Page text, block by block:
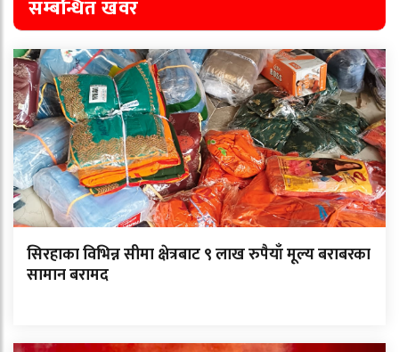
सम्बन्धित खवर
सिरहाका विभिन्न सीमा क्षेत्रबाट ९ लाख रुपैयाँ मूल्य बराबरका
सामान बरामद